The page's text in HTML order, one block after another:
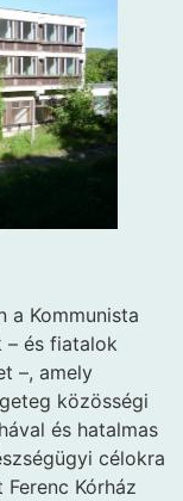
a Kommunista
– és fiatalok
–, amely
közösségi
és hatalmas
célokra
Kórház